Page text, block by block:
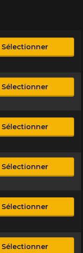
Sélectionner
Sélectionner
Sélectionner
Sélectionner
Sélectionner
Sélectionner
possibilité
vérifier